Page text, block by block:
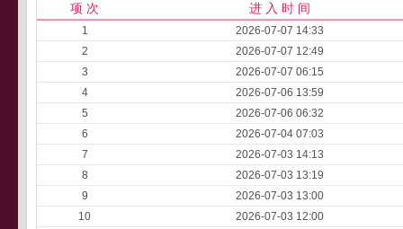
项 次 进 入 时 间
1
2026-07-07 14:33
2
2026-07-07 12:49
3
2026-07-07 06:15
4
2026-07-06 13:59
5
2026-07-06 06:32
6
2026-07-04 07:03
7
2026-07-03 14:13
8
2026-07-03 13:19
9
2026-07-03 13:00
10
2026-07-03 12:00